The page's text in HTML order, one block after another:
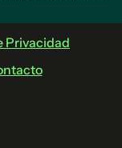
Privacidad